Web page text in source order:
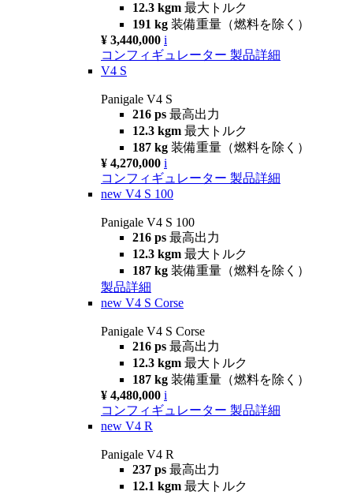
12.3 kgm 最大トルク
191 kg 装備重量（燃料を除く）
¥ 3,440,000 i
コンフィギュレーター 製品詳細
V4 S
Panigale V4 S
216 ps 最高出力
12.3 kgm 最大トルク
187 kg 装備重量（燃料を除く）
¥ 4,270,000 i
コンフィギュレーター 製品詳細
new V4 S 100
Panigale V4 S 100
216 ps 最高出力
12.3 kgm 最大トルク
187 kg 装備重量（燃料を除く）
製品詳細
new V4 S Corse
Panigale V4 S Corse
216 ps 最高出力
12.3 kgm 最大トルク
187 kg 装備重量（燃料を除く）
¥ 4,480,000 i
コンフィギュレーター 製品詳細
new V4 R
Panigale V4 R
237 ps 最高出力
12.1 kgm 最大トルク